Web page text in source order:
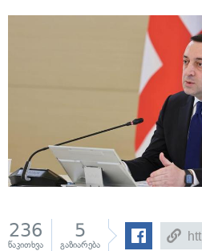
236
წაკითხვა
5
გაზიარება